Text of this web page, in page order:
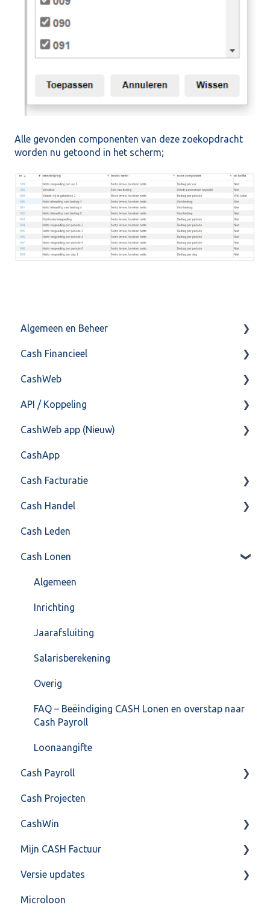
Alle gevonden componenten van deze zoekopdracht
worden nu getoond in het scherm;
Algemeen en Beheer
Bank(koppeling)
Import/Export
Postbus
Training & Consultancy
Overig
Cash Financieel
Boekhoud
Fiscaal
Overig
CashWeb
CashHero Layout
Mailen vanuit CASHWeb
Algemeen gebruik
API / Koppeling
Algemeen
Api 3.0 (SOAP API)
API 4.0 (REST API)
CashWeb app (Nieuw)
Veel gestelde vragen
CashApp
Cash Facturatie
Factureren
Instellingen
Algemeen
Formulierlayout
Cash Handel
Inkoop
Verkoop
Voorraad
Overig
VoorraadService & Onderhoud
Cash Leden
Cash Lonen
Algemeen
Inrichting
Jaarafsluiting
Salarisberekening
Overig
FAQ – Beëindiging CASH Lonen en overstap naar
Cash Payroll
Loonaangifte
Cash Payroll
Aangifte
Algemeen
Basis Training
Berekening
FAQ
Cash Projecten
CashWin
Overig
Mijn CASH Factuur
Facturatie Loonportal( CASH Lonen)
Mijn CASH factuur
Versie updates
CashWeb updates 2025
Microloon